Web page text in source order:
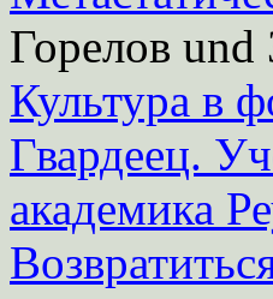
Горелов
Культура в
Гвардеец.
академика